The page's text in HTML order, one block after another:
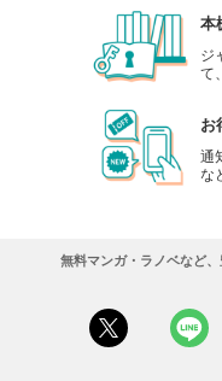
本
ジ
て
お
通
な
無料マンガ・ラノベなど